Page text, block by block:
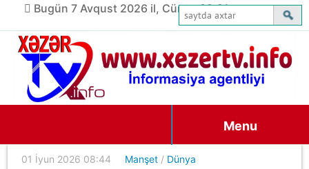
Bugün 7 Avqust 2026 il, Cümə, 08:21
Menu
01 İyun 2026 08:44 Manşet / Dünya